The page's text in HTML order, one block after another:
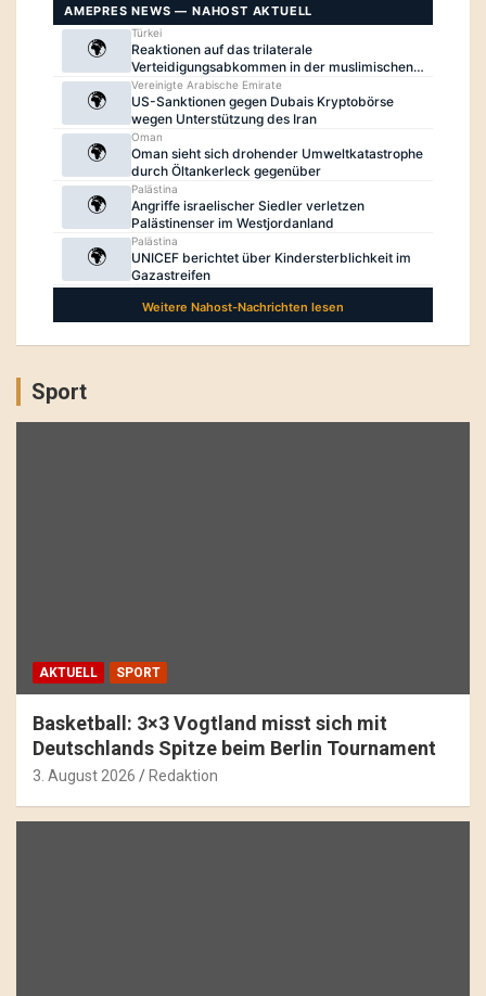
Sport
AKTUELL SPORT
Basketball: 3×3 Vogtland misst sich mit
Deutschlands Spitze beim Berlin Tournament
3. August 2026 Redaktion